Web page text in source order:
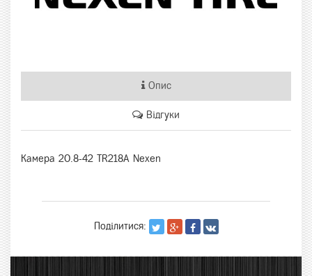
Опис
Відгуки
Камера 20.8-42 TR218A Nexen
Поділитися: